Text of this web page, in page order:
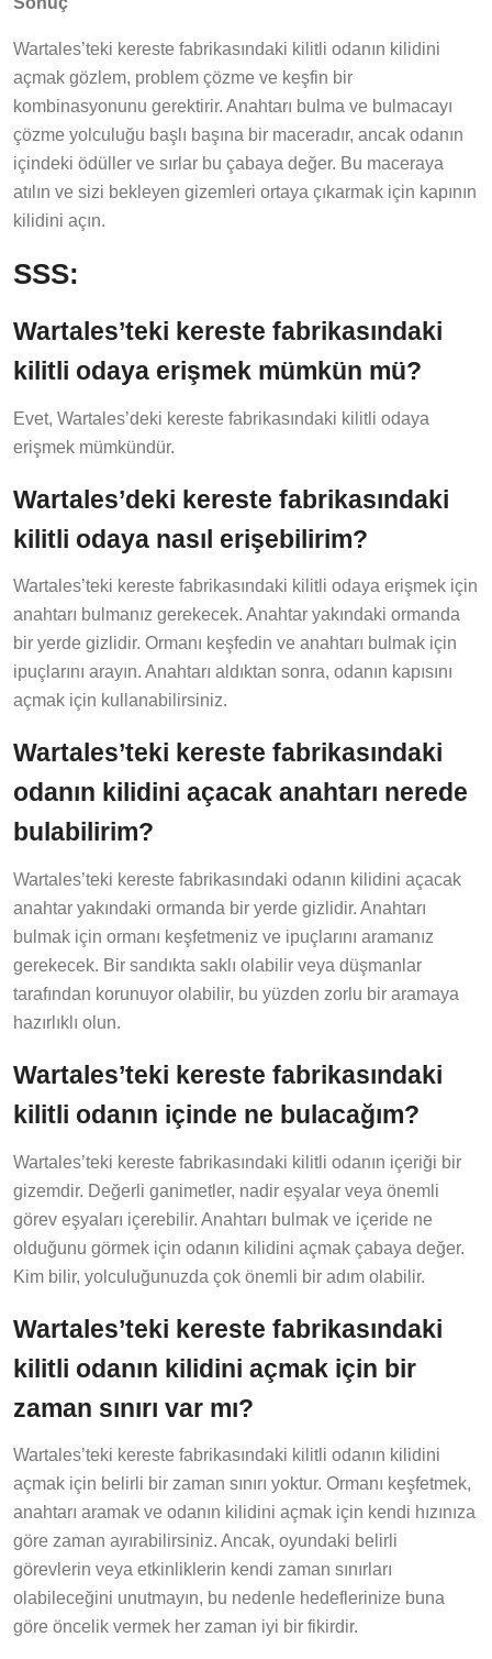
Wartales’teki kereste fabrikasındaki kilitli odanın kilidini
açmak gözlem, problem çözme ve keşfin bir
kombinasyonunu gerektirir. Anahtarı bulma ve bulmacayı
çözme yolculuğu başlı başına bir maceradır, ancak odanın
içindeki ödüller ve sırlar bu çabaya değer. Bu maceraya
atılın ve sizi bekleyen gizemleri ortaya çıkarmak için kapının
kilidini açın.
SSS:
Wartales’teki kereste fabrikasındaki
kilitli odaya erişmek mümkün mü?
Evet, Wartales’deki kereste fabrikasındaki kilitli odaya
erişmek mümkündür.
Wartales’deki kereste fabrikasındaki
kilitli odaya nasıl erişebilirim?
Wartales’teki kereste fabrikasındaki kilitli odaya erişmek için
anahtarı bulmanız gerekecek. Anahtar yakındaki ormanda
bir yerde gizlidir. Ormanı keşfedin ve anahtarı bulmak için
ipuçlarını arayın. Anahtarı aldıktan sonra, odanın kapısını
açmak için kullanabilirsiniz.
Wartales’teki kereste fabrikasındaki
odanın kilidini açacak anahtarı nerede
bulabilirim?
Wartales’teki kereste fabrikasındaki odanın kilidini açacak
anahtar yakındaki ormanda bir yerde gizlidir. Anahtarı
bulmak için ormanı keşfetmeniz ve ipuçlarını aramanız
gerekecek. Bir sandıkta saklı olabilir veya düşmanlar
tarafından korunuyor olabilir, bu yüzden zorlu bir aramaya
hazırlıklı olun.
Wartales’teki kereste fabrikasındaki
kilitli odanın içinde ne bulacağım?
Wartales’teki kereste fabrikasındaki kilitli odanın içeriği bir
gizemdir. Değerli ganimetler, nadir eşyalar veya önemli
görev eşyaları içerebilir. Anahtarı bulmak ve içeride ne
olduğunu görmek için odanın kilidini açmak çabaya değer.
Kim bilir, yolculuğunuzda çok önemli bir adım olabilir.
Wartales’teki kereste fabrikasındaki
kilitli odanın kilidini açmak için bir
zaman sınırı var mı?
Wartales’teki kereste fabrikasındaki kilitli odanın kilidini
açmak için belirli bir zaman sınırı yoktur. Ormanı keşfetmek,
anahtarı aramak ve odanın kilidini açmak için kendi hızınıza
göre zaman ayırabilirsiniz. Ancak, oyundaki belirli
görevlerin veya etkinliklerin kendi zaman sınırları
olabileceğini unutmayın, bu nedenle hedeflerinize buna
göre öncelik vermek her zaman iyi bir fikirdir.